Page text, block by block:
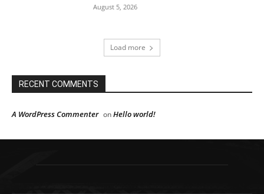
August 5, 2026
Load more
RECENT COMMENTS
A WordPress Commenter onHello world!